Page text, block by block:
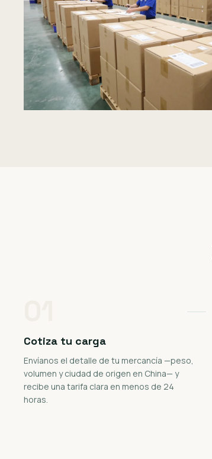
Cotiza tu carga
Envíanos el detalle de tu mercancía —peso,
volumen y ciudad de origen en China— y
recibe una tarifa clara en menos de 24
horas.